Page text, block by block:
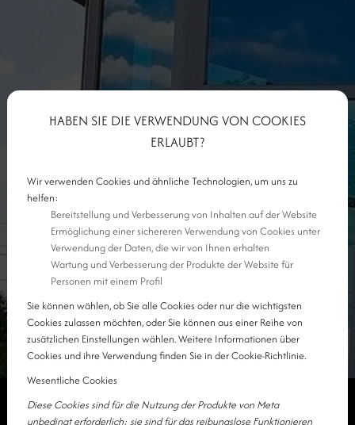
HABEN SIE DIE VERWENDUNG VON COOKIES
ERLAUBT?
Wir verwenden Cookies und ähnliche Technologien, um uns zu
helfen:
Bereitstellung und Verbesserung von Inhalten auf der Website
Ermöglichung einer sichereren Verwendung von Cookies unter
Verwendung der Daten, die wir von Ihnen erhalten
Wartung und Verbesserung der Produkte der Website für
Personen mit einem Profil
Sie können wählen, ob Sie alle Cookies oder nur die wichtigsten
Cookies zulassen möchten, oder Sie können aus einer Reihe von
zusätzlichen Einstellungen wählen. Weitere Informationen über
Cookies und ihre Verwendung finden Sie in der Cookie-Richtlinie.
Wesentliche Cookies
Diese Cookies sind für die Nutzung der Produkte von Meta
unbedingt erforderlich; sie sind für das reibungslose Funktionieren